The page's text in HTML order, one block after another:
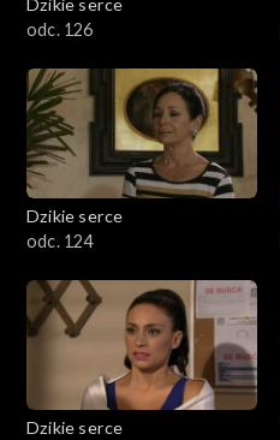
odc. 126
Dzikie serce
odc. 124
Dzikie serce